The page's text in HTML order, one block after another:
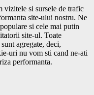
vizitele si sursele de trafic
site-ului nostru. Ne
si cele mai putin
site-ul. Toate
agregate, deci,
uri nu vom sti cand ne-ati
performanta.